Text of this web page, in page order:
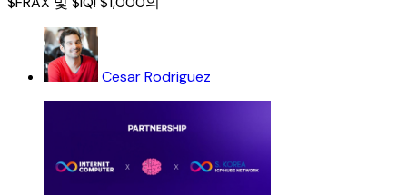
Cesar Rodriguez